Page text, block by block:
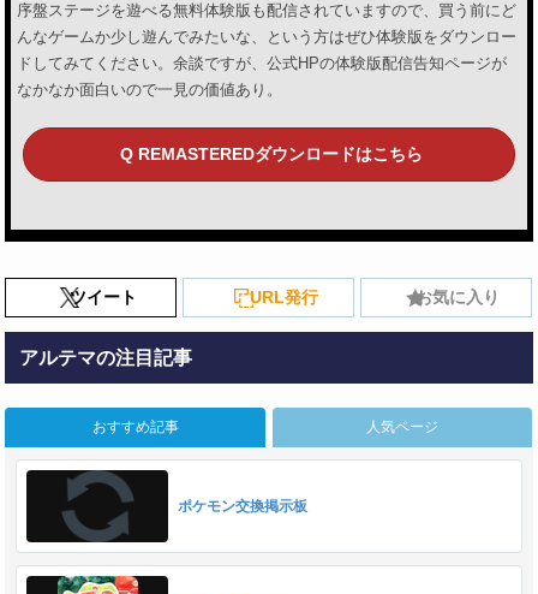
序盤ステージを遊べる無料体験版も配信されていますので、買う前にど
んなゲームか少し遊んでみたいな、という方はぜひ体験版をダウンロー
ドしてみてください。余談ですが、公式HPの体験版配信告知ページが
なかなか面白いので一見の価値あり。
Q REMASTEREDダウンロードはこちら
ツイート URL発行 お気に入り
アルテマの注目記事
おすすめ記事 人気ページ
ポケモン交換掲示板